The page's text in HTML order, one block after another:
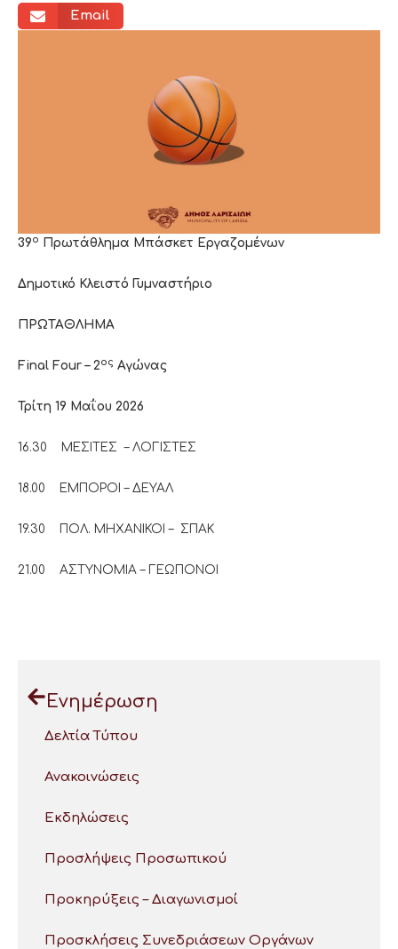
Email
39ο Πρωτάθλημα Μπάσκετ Εργαζομένων
Δημοτικό Κλειστό Γυμναστήριο
ΠΡΩΤΑΘΛΗΜΑ
Final Four – 2ος Αγώνας
Τρίτη 19 Μαΐου 2026
16.30 ΜΕΣΙΤΕΣ – ΛΟΓΙΣΤΕΣ
18.00 ΕΜΠΟΡΟΙ – ΔΕΥΑΛ
19.30 ΠΟΛ. ΜΗΧΑΝΙΚΟΙ – ΣΠΑΚ
21.00 ΑΣΤΥΝΟΜΙΑ – ΓΕΩΠΟΝΟΙ
Ενημέρωση
Δελτία Τύπου
Ανακοινώσεις
Εκδηλώσεις
Προσλήψεις Προσωπικού
Προκηρύξεις – Διαγωνισμοί
Προσκλήσεις Συνεδριάσεων Οργάνων